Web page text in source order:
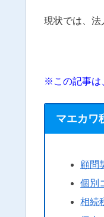
現状では、法
※この記事は
マエカワ
顧問
個別
相続